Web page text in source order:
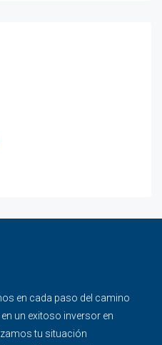
en cada paso del camino
un exitoso inversor en
tu situación